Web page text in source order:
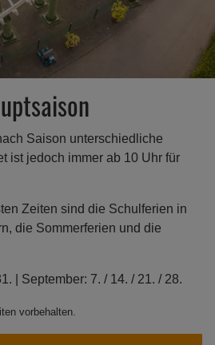
Saison unterschiedliche
ist jedoch immer ab 10 Uhr für
Zeiten sind die Schulferien in
die Sommerferien und die
| September: 7. / 14. / 21. / 28.
vorbehalten.